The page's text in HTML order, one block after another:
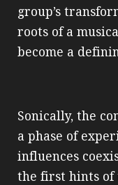
group’s
roots of a
become a
Sonically, the
a phase of
influences
the first hints of